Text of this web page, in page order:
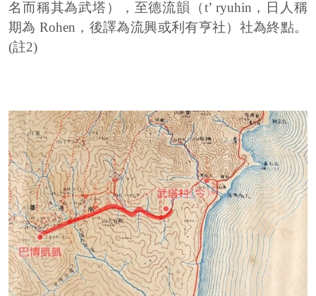
名而稱其為武塔），至德流韻（t’ ryuhin，日人稱
期為 Rohen，後譯為流興或利有亨社）社為終點。
(註2)